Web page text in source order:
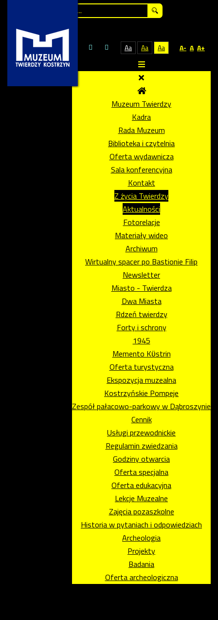
Aa Aa Aa A- A A+
Muzeum Twierdzy
Kadra
Rada Muzeum
Biblioteka i czytelnia
Oferta wydawnicza
Sala konferencyjna
Kontakt
Z życia Twierdzy
Aktualności
Fotorelacje
Materiały wideo
Archiwum
Wirtualny spacer po Bastionie Filip
Newsletter
Miasto - Twierdza
Dwa Miasta
Rdzeń twierdzy
Forty i schrony
1945
Memento Kϋstrin
Oferta turystyczna
Ekspozycja muzealna
Kostrzyńskie Pompeje
Zespół pałacowo-parkowy w Dąbroszynie
Cennik
Usługi przewodnickie
Regulamin zwiedzania
Godziny otwarcia
Oferta specjalna
Oferta edukacyjna
Lekcje Muzealne
Zajęcia pozaszkolne
Historia w pytaniach i odpowiedziach
Archeologia
Projekty
Badania
Oferta archeologiczna